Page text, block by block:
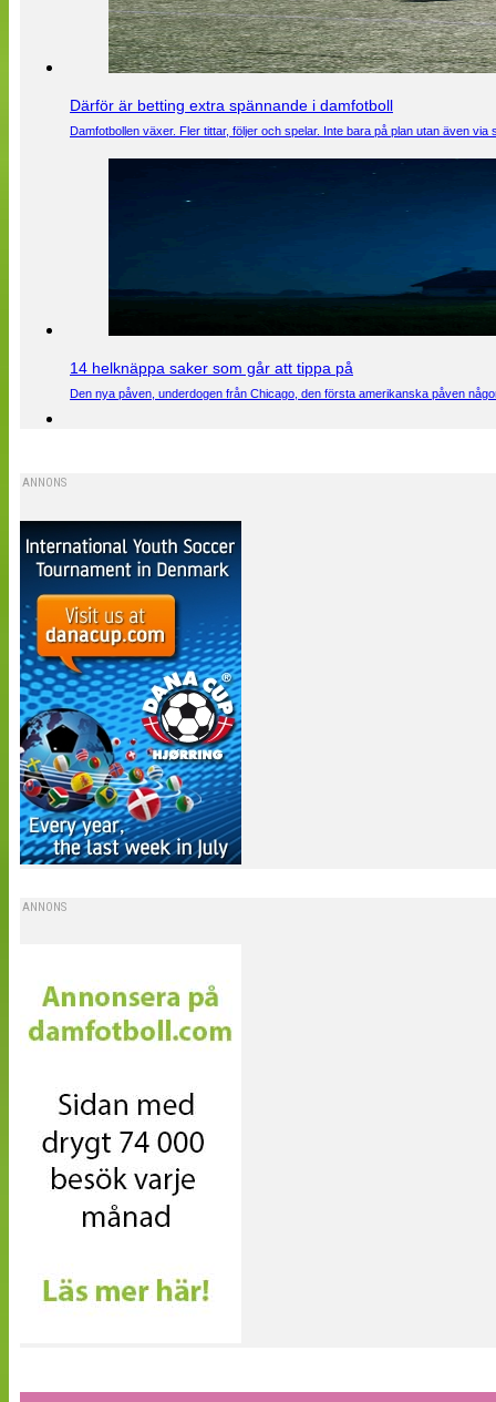
Därför är betting extra spännande i damfotboll
Damfotbollen växer. Fler tittar, följer och spelar. Inte bara på plan utan även
14 helknäppa saker som går att tippa på
Den nya påven, underdogen från Chicago, den första amerikanska påven
ANNONS
ANNONS